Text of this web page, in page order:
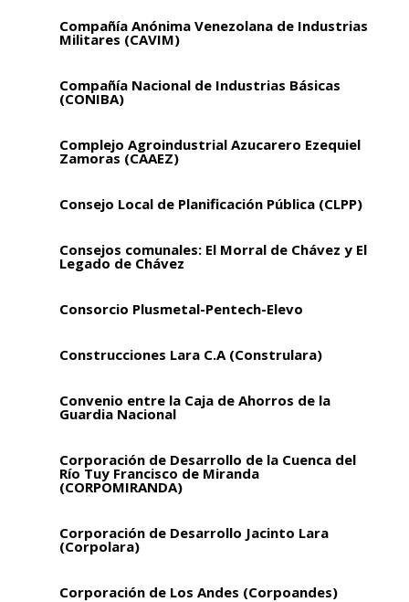
Compañía Anónima Venezolana de Industrias
Militares (CAVIM)
Compañía Nacional de Industrias Básicas
(CONIBA)
Complejo Agroindustrial Azucarero Ezequiel
Zamoras (CAAEZ)
Consejo Local de Planificación Pública (CLPP)
Consejos comunales: El Morral de Chávez y El
Legado de Chávez
Consorcio Plusmetal-Pentech-Elevo
Construcciones Lara C.A (Construlara)
Convenio entre la Caja de Ahorros de la
Guardia Nacional
Corporación de Desarrollo de la Cuenca del
Río Tuy Francisco de Miranda
(CORPOMIRANDA)
Corporación de Desarrollo Jacinto Lara
(Corpolara)
Corporación de Los Andes (Corpoandes)